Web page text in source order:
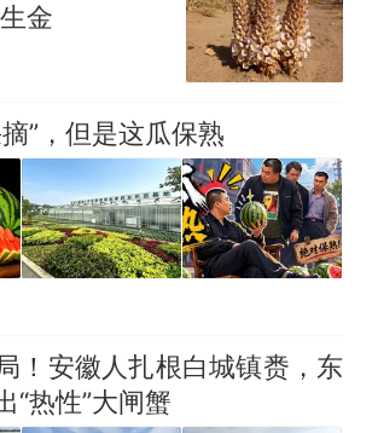
金
”，但是这瓜保熟
！安徽人扎根白城镇赉，东
“热性”大闸蟹